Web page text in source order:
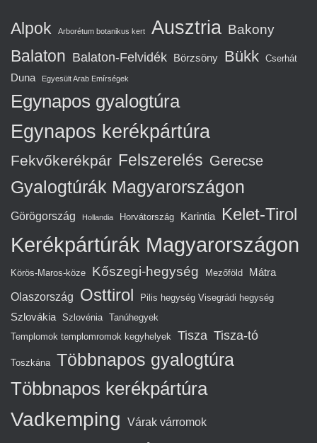
Alpok Arborétum botanikus kert Ausztria Bakony
Balaton Balaton-Felvidék Börzsöny Bükk Cserhát
Duna Egyesült Arab Emírségek
Egynapos gyalogtúra
Egynapos kerékpártúra
Fekvőkerékpár Felszerelés Gerecse
Gyalogtúrák Magyarországon
Görögország Hollandia Horvátország Karintia Kelet-Tirol
Kerékpártúrák Magyarországon
Körös-Maros-köze Kőszegi-hegység Mezőföld Mátra
Olaszország Osttirol Pilis hegység Visegrádi hegység
Szlovákia Szlovénia Tanúhegyek
Templomok templomromok kegyhelyek Tisza Tisza-tó
Toszkána Többnapos gyalogtúra
Többnapos kerékpártúra
Vadkemping Várak várromok